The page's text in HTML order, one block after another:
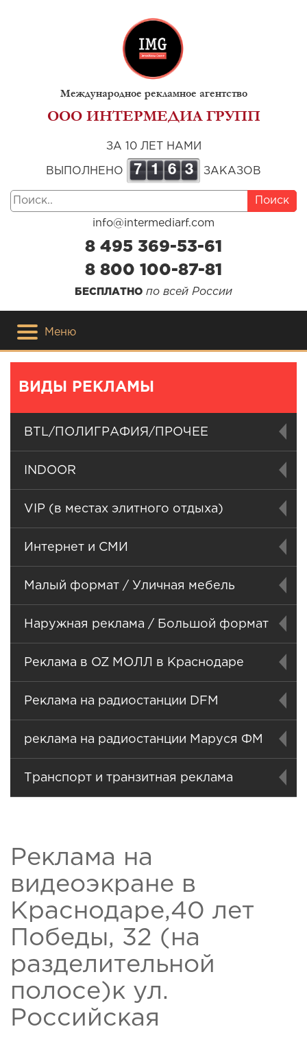
Международное рекламное агентство
ООО ИНТЕРМЕДИА ГРУПП
ЗА 10 ЛЕТ НАМИ
ВЫПОЛНЕНО 7 1 6 3 ЗАКАЗОВ
Поиск
info@intermediarf.com
8 495 369-53-61
8 800 100-87-81
БЕСПЛАТНО по всей России
Меню
ВИДЫ РЕКЛАМЫ
BTL/ПОЛИГРАФИЯ/ПРОЧЕЕ
INDOOR
VIP (в местах элитного отдыха)
Интернет и СМИ
Малый формат / Уличная мебель
Наружная реклама / Большой формат
Реклама в OZ МОЛЛ в Краснодаре
Реклама на радиостанции DFM
реклама на радиостанции Маруся ФМ
Транспорт и транзитная реклама
Реклама на
видеоэкране в
Краснодаре,40 лет
Победы, 32 (на
разделительной
полосе)к ул.
Российская